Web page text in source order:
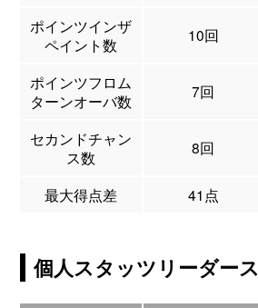
ポインツインザ
ペイント数
10回
ポインツフロム
ターンオーバ数
7回
セカンドチャン
ス数
8回
最大得点差 41点
個人スタッツリーダース